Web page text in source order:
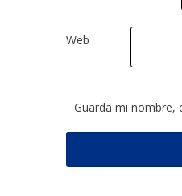
Web
Guarda mi nombre,